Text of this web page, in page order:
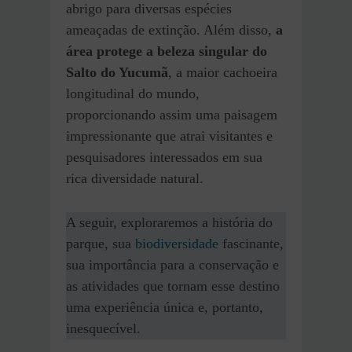
abrigo para diversas espécies
ameaçadas de extinção. Além disso, a
área protege a beleza singular do
Salto do Yucumã, a maior cachoeira
longitudinal do mundo,
proporcionando assim uma paisagem
impressionante que atrai visitantes e
pesquisadores interessados em sua
rica diversidade natural.
A seguir, exploraremos a história do
parque, sua biodiversidade fascinante,
sua importância para a conservação e
as atividades que tornam esse destino
uma experiência única e, portanto,
inesquecível.